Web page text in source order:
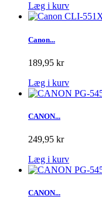
Læg i kurv
Canon...
189,95 kr
Læg i kurv
CANON...
249,95 kr
Læg i kurv
CANON...